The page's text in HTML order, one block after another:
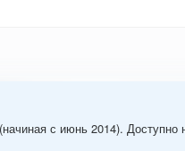
с июнь 2014). Доступно